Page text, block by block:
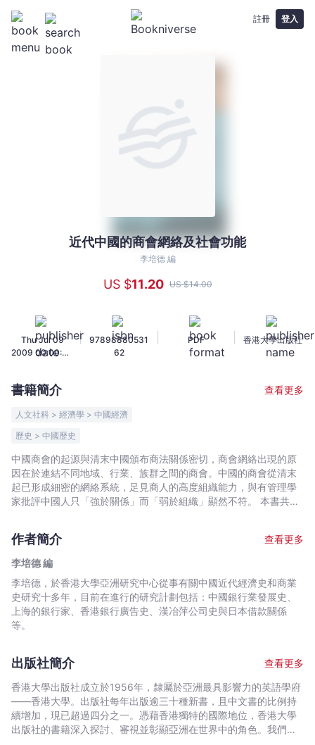
註冊 登入
及
社
會
能
-
李
德
編
-
文
宇
宙
｜
近代中國的商會網絡及社會功能
李培德 編
US $11.20 US $14.00
Thu Jul 09
2009 00:00:00
Universal
|
97898880531
62
PDF 香港大學出版社
書籍簡介 查看更多
人文社科 > 經濟學 > 中國經濟
歷史 > 中國歷史
中國商會的起源與清末中國頒布商法關係密切，商會網絡出現的原
因在於連結不同地域、行業、族群之間的商會。中國的商會從清末
起已形成細密的網絡系統，足見商人的高度組織能力，與有管理學
家批評中國人只「強於關係」而「弱於組織」顯然不符。 本書共收
商會所發揮的社會功能，都以不同的商會為研究個案。本書論述的
區域，包括中國本土的天津、北京、河北、上海、廣州、汕頭、香
港以及海外的日本。論述的主題，涵蓋商人網絡、商會及商人團體
的組織結構及其社會、經濟功能等。本書各論文的議題，多為過去
學界未被注意者，正可補足目前商會史研究在這方面的不足。
作者簡介
查看更多
李培德 編
李培德，於香港大學亞洲研究中心從事有關中國近代經濟史和商業
史研究十多年，目前在進行的研究計劃包括：中國銀行業發展史、
上海的銀行家、香港銀行廣告史、漢冶萍公司史與日本借款關係
等。
出版社簡介
查看更多
香港大學出版社成立於1956年，隸屬於亞洲最具影響力的英語學府
——香港大學。出版社每年出版逾三十種新書，且中文書的比例持
續增加，現已超過四分之一。憑藉香港獨特的國際地位，香港大學
出版社的書籍深入探討、審視並彰顯亞洲在世界中的角色。我們在